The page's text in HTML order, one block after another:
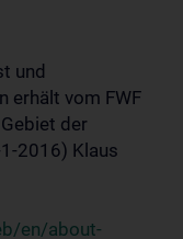
und
erhält vom FWF
der
2016) Klaus
en/about-